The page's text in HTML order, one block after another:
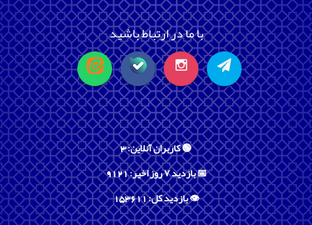
با ما در ارتباط باشید
🟢 کاربران آنلاین: 3
📅 بازدید ۷ روز اخیر: 9121
👁️ بازدید کل: 153611